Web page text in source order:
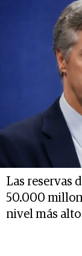
Las reservas
50.000
nivel más